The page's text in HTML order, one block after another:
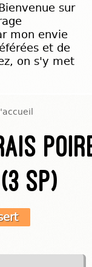
sur
mon envie
et de
on s'y met
SP)